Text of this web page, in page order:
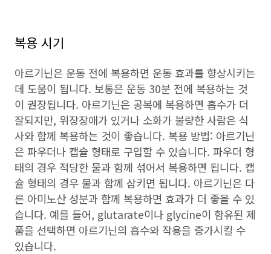
복용 시기
아르기닌은 운동 전에 복용하면 운동 효과를 향상시키는
데 도움이 됩니다. 보통은 운동 30분 전에 복용하는 것
이 권장됩니다. 아르기닌은 공복에 복용하면 흡수가 더
잘되지만, 위장장애가 있거나 소화가 불량한 사람은 식
사와 함께 복용하는 것이 좋습니다. 복용 방법: 아르기닌
은 파우더나 캡슐 형태로 구입할 수 있습니다. 파우더 형
태의 경우 적당한 물과 함께 섞어서 복용하면 됩니다. 캡
슐 형태의 경우 물과 함께 삼키면 됩니다. 아르기닌은 다
른 아미노산 성분과 함께 복용하면 효과가 더 좋을 수 있
습니다. 예를 들어, glutarate이나 glycine이 함유된 제
품을 선택하면 아르기닌의 흡수와 작용을 증가시킬 수
있습니다.